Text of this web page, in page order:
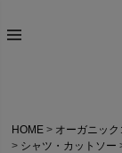
HOME オーガニッ
シャツ・カットソー